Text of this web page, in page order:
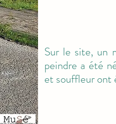
Sur le site, un
peindre a été
et souffleur ont